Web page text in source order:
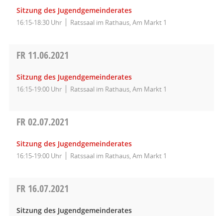
Sitzung des Jugendgemeinderates
16:15-18:30 Uhr Ratssaal im Rathaus, Am Markt 1
FR 11.06.2021
Sitzung des Jugendgemeinderates
16:15-19:00 Uhr Ratssaal im Rathaus, Am Markt 1
FR02.07.2021
Sitzung des Jugendgemeinderates
16:15-19:00 Uhr Ratssaal im Rathaus, Am Markt 1
FR 16.07.2021
Sitzung des Jugendgemeinderates